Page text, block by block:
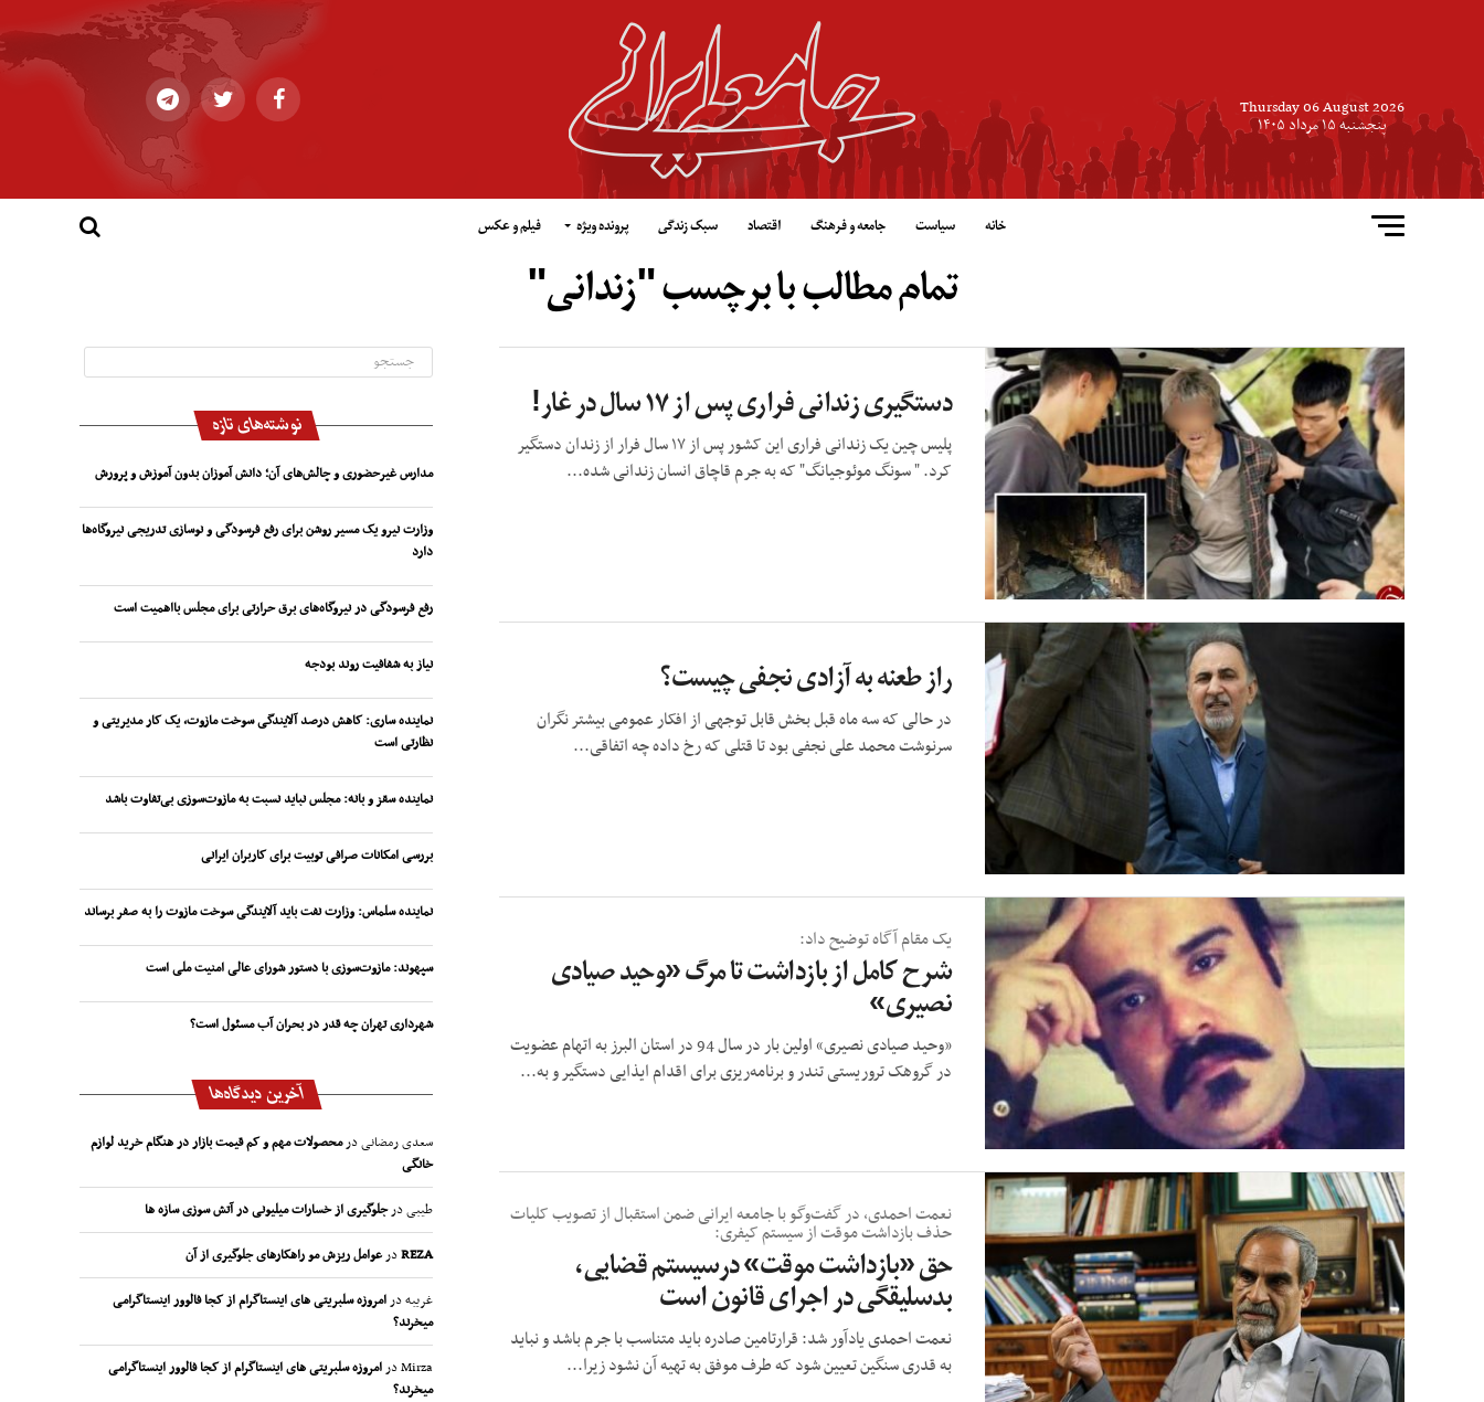
Thursday 06 August 2026
پنجشنبه ۱۵ مرداد ۱۴۰۵
خانه سیاست جامعه و فرهنگ اقتصاد سبک زندگی پرونده ویژه فیلم و عکس
تمام مطالب با برچسب "زندانی‌"
دستگیری زندانی فراری پس از ۱۷ سال در غار!
پلیس چین یک زندانی فراری این کشور پس از ۱۷ سال فرار از زندان دستگیر
کرد. " سونگ موئوجیانگ" که به جرم قاچاق انسان زندانی شده...
راز طعنه به آزادی نجفی چیست؟
در حالی که سه ماه قبل بخش قابل توجهی از افکار عمومی بیشتر نگران
سرنوشت محمد علی نجفی بود تا قتلی که رخ داده چه اتفاقی...
یک مقام آگاه توضیح داد:
شرح کامل از بازداشت تا مرگ «وحید صیادی
نصیری»
«وحید صیادی نصیری» اولین بار در سال 94 در استان البرز به اتهام عضویت
در گروهک تروریستی تندر و برنامه‏‌ریزی برای اقدام ایذایی دستگیر و به...
نعمت احمدی، در گفت‌وگو با جامعه ایرانی ضمن استقبال از تصویب کلیات
حذف بازداشت موقت از سیستم کیفری:
حق «بازداشت موقت» درسیستم قضایی،
بدسلیقگی در اجرای قانون است
نعمت احمدی یادآور شد: قرارتامین صادره باید متناسب با جرم باشد و نباید
به قدری سنگین تعیین شود که طرف موفق به تهیه آن نشود زیرا...
نوشته‌های تازه
مدارس غیرحضوری و چالش‌های آن؛ دانش آموزان بدون آموزش و پرورش
وزارت نیرو یک مسیر روشن برای رفع فرسودگی و نوسازی تدریجی نیروگاه‌ها
دارد
رفع فرسودگی در نیروگاه‌های برق حرارتی برای مجلس بااهمیت است
نیاز به شفافیت روند بودجه
نماینده ساری: کاهش درصد آلایندگی سوخت مازوت، یک کار مدیریتی و
نظارتی است
نماینده سقز و بانه: مجلس نباید نسبت به مازوت‌سوزی بی‌تفاوت باشد
بررسی امکانات صرافی توبیت برای کاربران ایرانی
نماینده سلماس: وزارت نفت باید آلایندگی سوخت مازوت را به صفر برساند
سپهوند:‌ مازوت‌سوزی با دستور شورای عالی امنیت ملی است
شهرداری تهران چه قدر در بحران آب مسئول است؟
آخرین دیدگاه‌ها
سعدی رمضانیدرمحصولات مهم و کم قیمت بازار در هنگام خرید لوازم
خانگی
طیبیدرجلوگیری از خسارات میلیونی در آتش سوزی سازه ها
REZAدرعوامل ریزش مو راهکارهای جلوگیری از آن
غریبهدرامروزه سلبریتی های اینستاگرام از کجا فالوور اینستاگرامی
میخرند؟
Mirzaدرامروزه سلبریتی های اینستاگرام از کجا فالوور اینستاگرامی
میخرند؟